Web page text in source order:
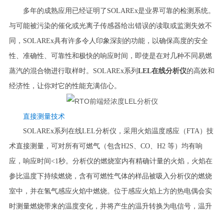
多年的成熟应用已经证明了SOLAREx是业界可靠的检测系统。
与可能被污染的催化或光离子传感器给出错误的读取或监测失效不
同，SOLAREx具有许多令人印象深刻的功能，以确保高度的安全
性、准确性、可靠性和极快的响应时间，即使是在对几种不同易燃
蒸汽的混合物进行取样时。SOLAREx系列 LEL在线分析仪的高效和
经济性，让你对它的性能充满信心。
直接测量技术
SOLAREx系列在线LEL分析仪，采用火焰温度感应（FTA）技
术直接测量，可对所有可燃气（包含H2S、CO、H2 等）均有响
应， 响应时间<1秒。分析仪的燃烧室内有精确计量的火焰，火焰在
参比温度下持续燃烧，含有可燃性气体的样品被吸入分析仪的燃烧
室中，并在氢气感应火焰中燃烧。位于感应火焰上方的热电偶会实
时测量燃烧带来的温度变化，并将产生的温升转换为电信号，温升